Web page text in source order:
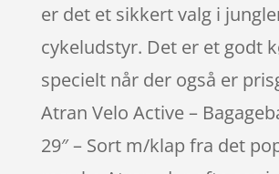
er det et sikkert valg i
cykeludstyr. Det er et godt
specielt når der også er
Atran Velo Active –
29″ – Sort m/klap fra det